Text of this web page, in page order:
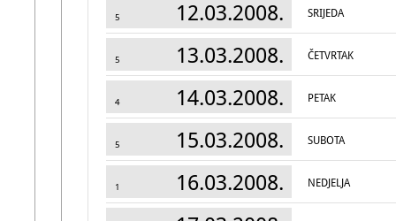
5 12.03.2008. SRIJEDA
5 13.03.2008. ČETVRTAK
4 14.03.2008. PETAK
5 15.03.2008. SUBOTA
1 16.03.2008. NEDJELJA